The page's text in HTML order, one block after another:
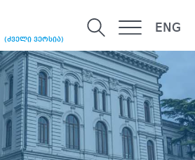
(ძველი ვერსია)
ENG